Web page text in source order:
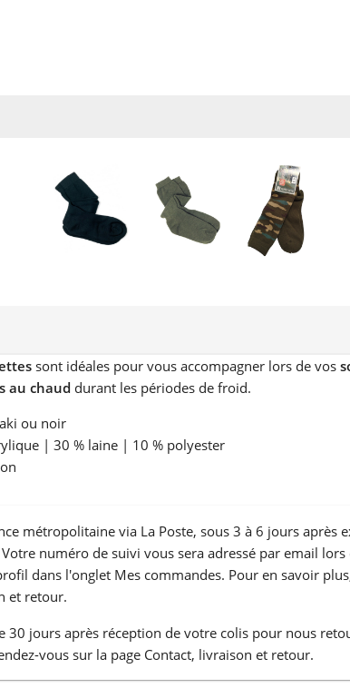
sont idéales pour vous accompagner lors de vos
au chaud durant les périodes de froid.
ou noir
| 30 % laine | 10 % polyester
métropolitaine via La Poste, sous 3 à 6 jours après
numéro de suivi vous sera adressé par email
dans l'onglet Mes commandes. Pour en savoir
et retour.
30 jours après réception de votre colis pour nous
vous sur la page Contact, livraison et retour.